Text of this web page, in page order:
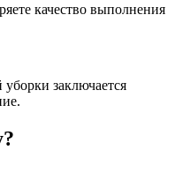
качество выполнения
заключается